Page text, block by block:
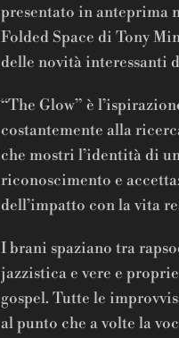
presentato in anteprima
Folded Space di Tony
delle novità interessanti
“The Glow” è
costantemente alla
che mostri l’identità di
riconoscimento e
dell’impatto con la vita
I brani spaziano tra
jazzistica e vere e
gospel. Tutte le
al punto che a volte la